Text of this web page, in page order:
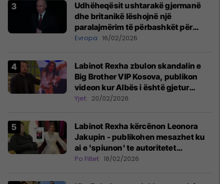
Udhëheqësit ushtarakë gjermanë
dhe britanikë lëshojnë një
paralajmërim të përbashkët për
rrezikun e mundshëm rus
Evropa 16/02/2026
Labinot Rexha zbulon skandalin e
Big Brother VIP Kosova, publikon
videon kur Albës i është gjetur
telefoni në shtëpi
Yjet 20/02/2026
Labinot Rexha kërcënon Leonora
Jakupin - publikohen mesazhet ku
ai e 'spiunon' te autoritetet
zvicerane se nuk ka vizë pune
Po Flitet 18/02/2026